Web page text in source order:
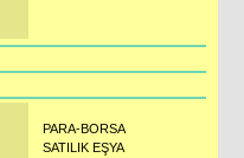
PARA-BORSA
SATILIK EŞYA